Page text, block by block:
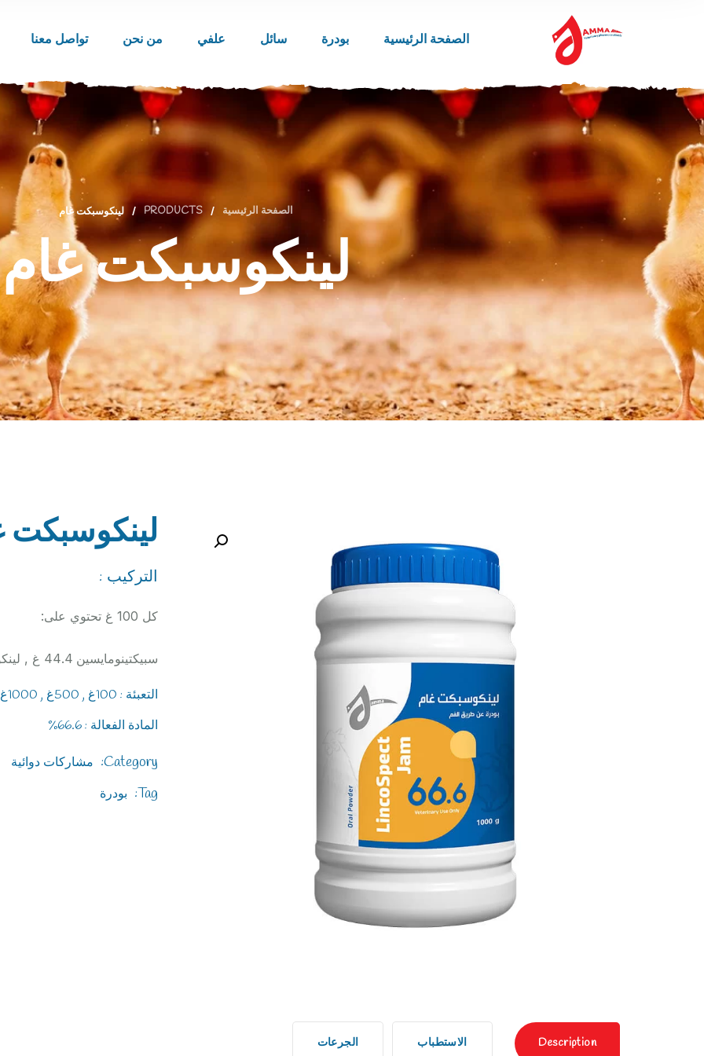
الصفحة الرئيسية بودرة سائل علفي من نحن تواصل معنا
الصفحة الرئيسية /
PRODUCTS
/ لينكوسبكت غام
لينكوسبكت غام
لينكوسبكت
التركيب :
كل 100 غ تحتوي على:
سبيكتينومايسين 44.4 غ , لينكومايسين هيدروكلورايد 22.2 غ , سواغ حتى 100 غ
التعبئة : 100غ , 500غ , 1000غ
المادة الفعالة : 66.6%
Category: مشاركات دوائية
Tag: بودرة
Description الاستطباب الجرعات